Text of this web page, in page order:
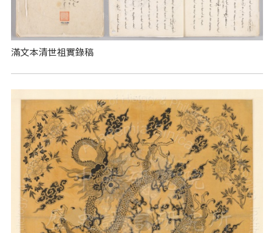
滿文本清世祖實錄稿